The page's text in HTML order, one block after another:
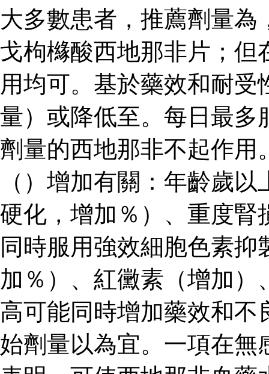
大多數患者，推薦劑量
戈枸櫞酸西地那非片；但
用均可。基於藥效和耐
量）或降低至。每日最多
劑量的西地那非不起作用
（）增加有關：年齡歲
硬化，增加％）、重度腎
同時服用強效細胞色素
加％）、紅黴素（增加
高可能同時增加藥效和不
始劑量以為宜。一項在無